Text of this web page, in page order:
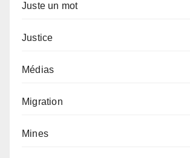
Juste un mot
Justice
Médias
Migration
Mines